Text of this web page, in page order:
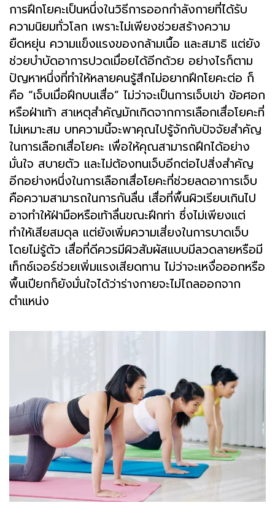
การฝึกโยคะเป็นหนึ่งในวิธีการออกกำลังกายที่ได้รับ
ความนิยมทั่วโลก เพราะไม่เพียงช่วยสร้างความ
ยืดหยุ่น ความแข็งแรงของกล้ามเนื้อ และสมาธิ แต่ยัง
ช่วยบำบัดอาการปวดเมื่อยได้อีกด้วย อย่างไรก็ตาม
ปัญหาหนึ่งที่ทำให้หลายคนรู้สึกไม่อยากฝึกโยคะต่อ ก็
คือ “เจ็บเมื่อฝึกบนเสื่อ” ไม่ว่าจะเป็นการเจ็บเข่า ข้อศอก
หรือฝ่าเท้า สาเหตุสำคัญมักเกิดจากการเลือกเสื่อโยคะที่
ไม่เหมาะสม บทความนี้จะพาคุณไปรู้จักกับปัจจัยสำคัญ
ในการเลือกเสื่อโยคะ เพื่อให้คุณสามารถฝึกได้อย่าง
มั่นใจ สบายตัว และไม่ต้องทนเจ็บอีกต่อไปสิ่งสำคัญ
อีกอย่างหนึ่งในการเลือกเสื่อโยคะที่ช่วยลดอาการเจ็บ
คือความสามารถในการกันลื่น เสื่อที่พื้นผิวเรียบเกินไป
อาจทำให้ฝ่ามือหรือเท้าลื่นขณะฝึกท่า ซึ่งไม่เพียงแต่
ทำให้เสียสมดุล แต่ยังเพิ่มความเสี่ยงในการบาดเจ็บ
โดยไม่รู้ตัว เสื่อที่ดีควรมีผิวสัมผัสแบบมีลวดลายหรือมี
เท็กซ์เจอร์ช่วยเพิ่มแรงเสียดทาน ไม่ว่าจะเหงื่อออกหรือ
พื้นเปียกก็ยังมั่นใจได้ว่าร่างกายจะไม่ไถลออกจาก
ตำแหน่ง